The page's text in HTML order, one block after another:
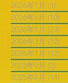
2026年7月 (3)
2026年6月 (10)
2026年5月 (23)
2026年3月 (12)
2026年1月 (12)
2025年9月 (2)
2025年8月 (14)